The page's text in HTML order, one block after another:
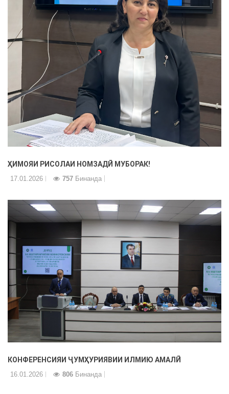
ҲИМОЯИ РИСОЛАИ НОМЗАДӢ МУБОРАК!
17.01.2026 757 Бинанда
КОНФЕРЕНСИЯИ ҶУМҲУРИЯВИИ ИЛМИЮ АМАЛӢ
16.01.2026 806 Бинанда